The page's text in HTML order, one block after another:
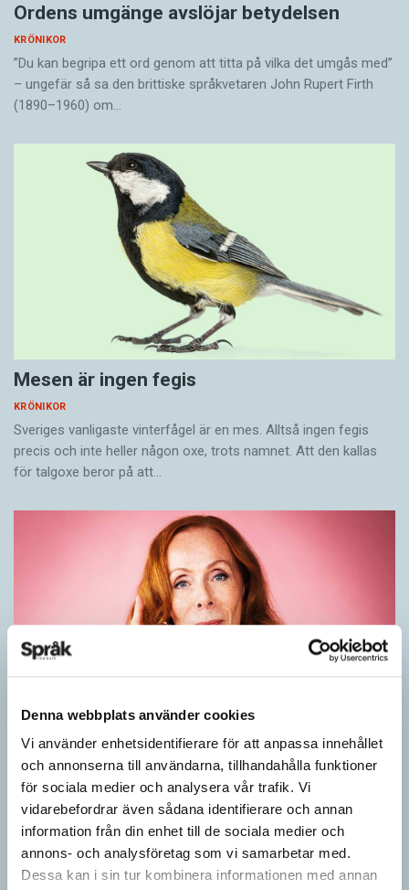
Denna webbplats använder cookies
Vi använder enhetsidentifierare för att anpassa innehållet
och annonserna till användarna, tillhandahålla funktioner
för sociala medier och analysera vår trafik. Vi
vidarebefordrar även sådana identifierare och annan
information från din enhet till de sociala medier och
annons- och analysföretag som vi samarbetar med.
Dessa kan i sin tur kombinera informationen med annan
Ordens umgänge avslöjar betydelsen
KRÖNIKOR
”Du kan begripa ett ord genom att titta på vilka det umgås med”
– ungefär så sa den brittiske språkvetaren John Rupert Firth
(1890–1960) om…
Mesen är ingen fegis
KRÖNIKOR
Sveriges vanligaste vinterfågel är en mes. Alltså ingen fegis
precis och inte heller någon oxe, trots namnet. Att den kallas
för talgoxe beror på att…
Rör inte mitt asså!
KRÖNIKOR
Vet ni vad småord är? Ja, det är små ord. Låt mig förklara vad
jag i dag menar med småord. Jag vet att jag i…